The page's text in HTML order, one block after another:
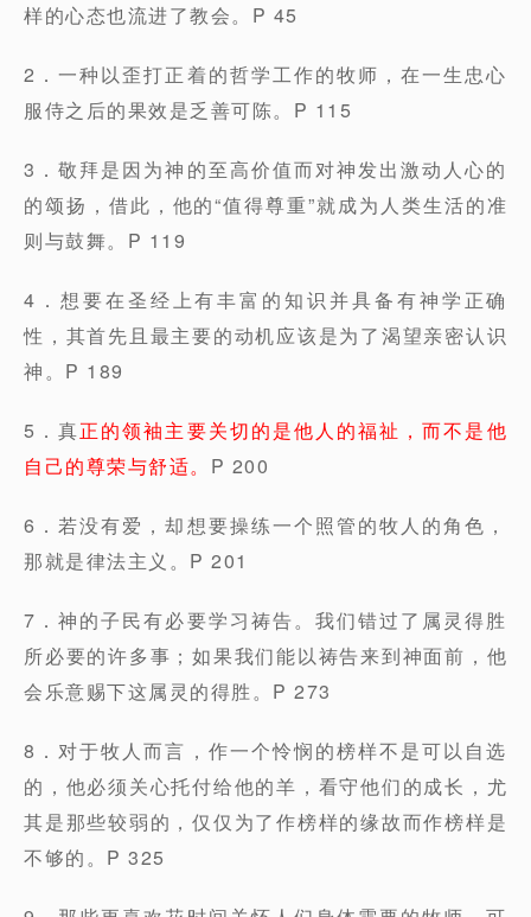
样的心态也流进了教会。P 45
2．一种以歪打正着的哲学工作的牧师，在一生忠心
服侍之后的果效是乏善可陈。P 115
3．敬拜是因为神的至高价值而对神发出激动人心的
的颂扬，借此，他的“值得尊重”就成为人类生活的准
则与鼓舞。P 119
4．想要在圣经上有丰富的知识并具备有神学正确
性，其首先且最主要的动机应该是为了渴望亲密认识
神。P 189
5．真正的领袖主要关切的是他人的福祉，而不是他
自己的尊荣与舒适。 P 200
6．若没有爱，却想要操练一个照管的牧人的角色，
那就是律法主义。P 201
7．神的子民有必要学习祷告。我们错过了属灵得胜
所必要的许多事；如果我们能以祷告来到神面前，他
会乐意赐下这属灵的得胜。P 273
8．对于牧人而言，作一个怜悯的榜样不是可以自选
的，他必须关心托付给他的羊，看守他们的成长，尤
其是那些较弱的，仅仅为了作榜样的缘故而作榜样是
不够的。P 325